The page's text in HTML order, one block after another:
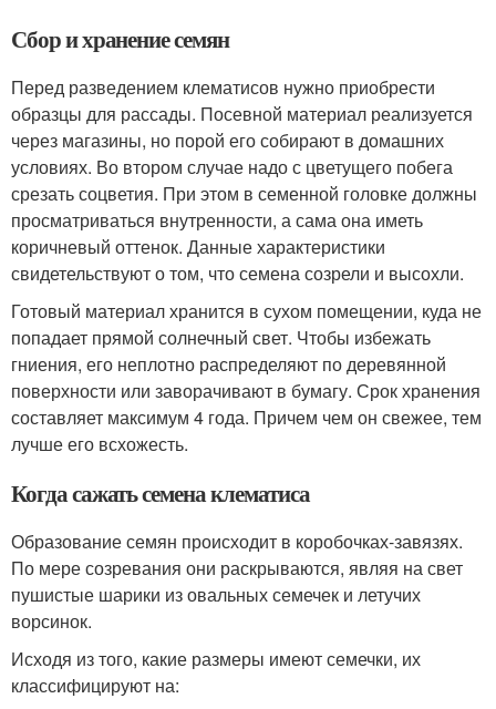
Сбор и хранение семян
Перед разведением клематисов нужно приобрести
образцы для рассады. Посевной материал реализуется
через магазины, но порой его собирают в домашних
условиях. Во втором случае надо с цветущего побега
срезать соцветия. При этом в семенной головке должны
просматриваться внутренности, а сама она иметь
коричневый оттенок. Данные характеристики
свидетельствуют о том, что семена созрели и высохли.
Готовый материал хранится в сухом помещении, куда не
попадает прямой солнечный свет. Чтобы избежать
гниения, его неплотно распределяют по деревянной
поверхности или заворачивают в бумагу. Срок хранения
составляет максимум 4 года. Причем чем он свежее, тем
лучше его всхожесть.
Когда сажать семена клематиса
Образование семян происходит в коробочках-завязях.
По мере созревания они раскрываются, являя на свет
пушистые шарики из овальных семечек и летучих
ворсинок.
Исходя из того, какие размеры имеют семечки, их
классифицируют на: